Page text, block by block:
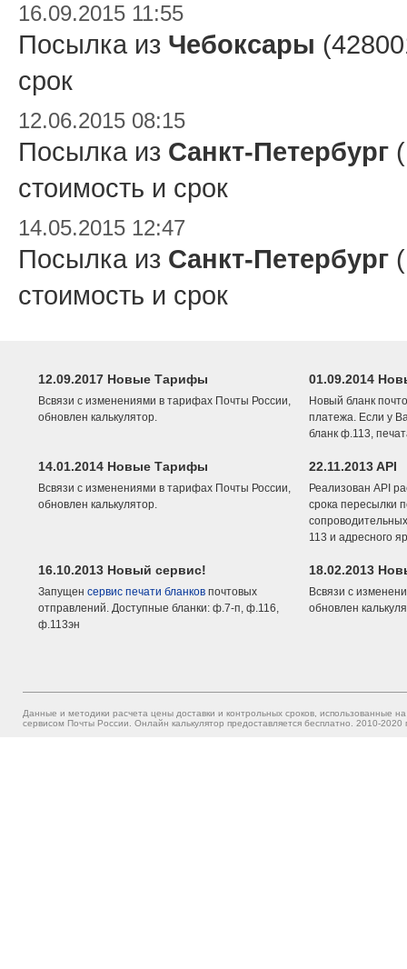
16.09.2015 11:55
Посылка из Чебоксары
срок
12.06.2015 08:15
Посылка из Санкт-Петербург
стоимость и срок
14.05.2015 12:47
Посылка из Санкт-Петербург
стоимость и срок
12.09.2017 Новые Тарифы
Всвязи с изменениями в тарифах Почты России,
обновлен калькулятор.
01.09.2014
Новый бланк
платежа. Если у
бланк ф.113,
14.01.2014 Новые Тарифы
Всвязи с изменениями в тарифах Почты России,
обновлен калькулятор.
22.11.2013 API
Реализован API
срока пересылки
113 и адресного
16.10.2013 Новый сервис!
Запущен сервис печати бланков почтовых
отправлений. Доступные бланки: ф.7-п, ф.116,
ф.113эн
18.02.2013
Всвязи с
обновлен
Данные и методики расчета цены доставки и контрольных сроков, использованные
сервисом Почты России. Онлайн калькулятор предоставляется бесплатно. 2010-2020